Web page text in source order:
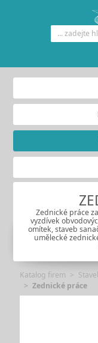
Zednické práce
vyzdívek
omítek, staveb
umělecké
Katalog firem
Zednické práce